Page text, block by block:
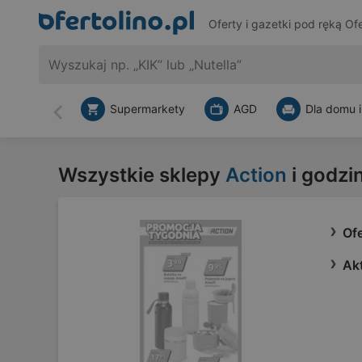
Oferty i gazetki pod ręką
Wstecz
Supermarkety AGD Dla domu
Wszystkie sklepy Action i